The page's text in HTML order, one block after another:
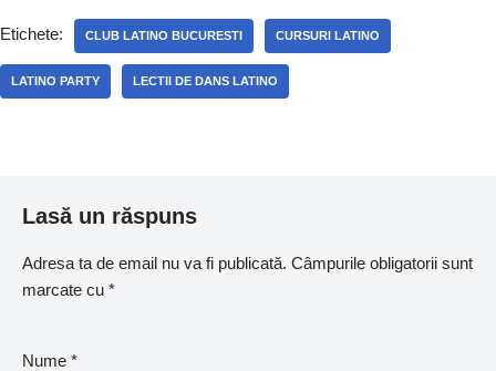
Etichete: CLUB LATINO BUCURESTI CURSURI LATINO
LATINO PARTY LECTII DE DANS LATINO
Lasă un răspuns
Adresa ta de email nu va fi publicată. Câmpurile obligatorii sunt
marcate cu *
Nume *